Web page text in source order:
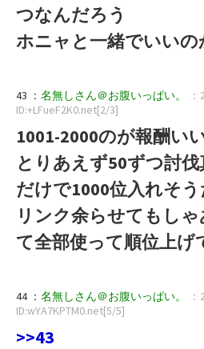
つなんだろう
ホニャと一緒でいいの
43 ： 名無しさん＠お腹いっぱい。
ID:+LFueF2K0.net[2/3]
1001-2000のが報酬い
とりあえず50ずつ討
だけで1000位入れそ
リンク余らせてもし
て全部使って順位上げ
44 ： 名無しさん＠お腹いっぱい。
ID:wYA7KPTM0.net[5/5]
>>43